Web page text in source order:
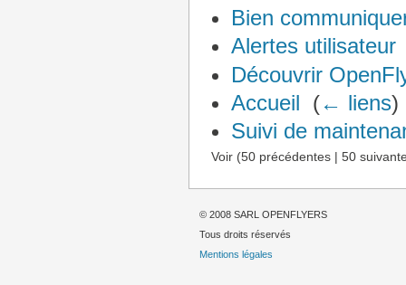
Bien
Alertes utilisateur
Découvrir
Accueil (← liens)
Suivi de
Voir (50 précédentes | 50
© 2008 SARL OPENFLYERS
Tous droits réservés
Mentions légales